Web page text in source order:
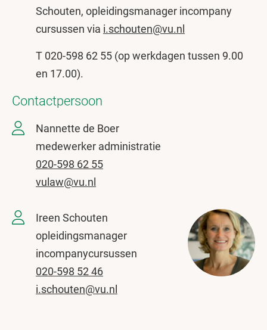
Schouten, opleidingsmanager incompany
cursussen via i.schouten@vu.nl
T 020-598 62 55 (op werkdagen tussen 9.00
en 17.00).
Contactpersoon
Nannette de Boer
medewerker administratie
020-598 62 55
vulaw@vu.nl
Ireen Schouten
opleidingsmanager
incompanycursussen
020-598 52 46
i.schouten@vu.nl